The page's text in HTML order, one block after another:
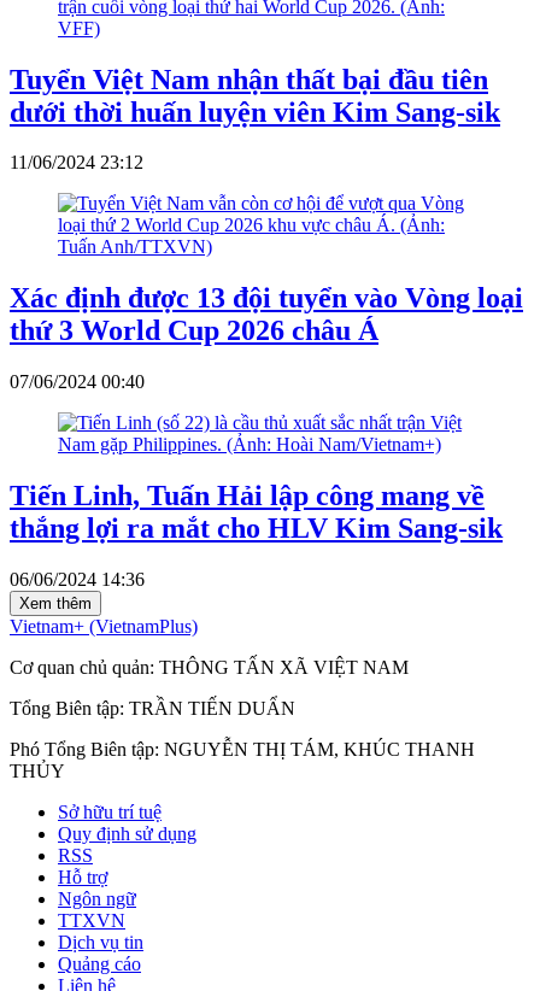
Tuyển Việt Nam nhận thất bại đầu tiên
dưới thời huấn luyện viên Kim Sang-sik
11/06/2024 23:12
Xác định được 13 đội tuyển vào Vòng loại
thứ 3 World Cup 2026 châu Á
07/06/2024 00:40
Tiến Linh, Tuấn Hải lập công mang về
thắng lợi ra mắt cho HLV Kim Sang-sik
06/06/2024 14:36
Xem thêm
Vietnam+ (VietnamPlus)
Cơ quan chủ quản: THÔNG TẤN XÃ VIỆT NAM
Tổng Biên tập: TRẦN TIẾN DUẨN
Phó Tổng Biên tập: NGUYỄN THỊ TÁM, KHÚC THANH
THỦY
Sở hữu trí tuệ
Quy định sử dụng
RSS
Hỗ trợ
Ngôn ngữ
TTXVN
Dịch vụ tin
Quảng cáo
Liên hệ